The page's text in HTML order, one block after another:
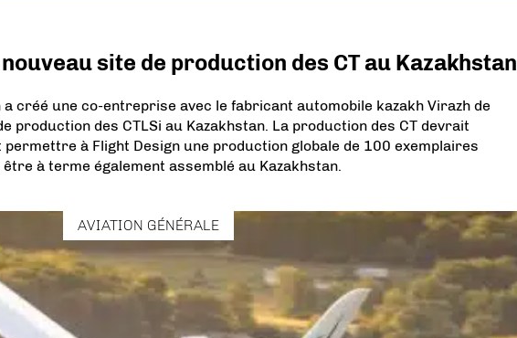
site de production des CT au Kazakhstan
a créé une co-entreprise avec le fabricant automobile kazakh Virazh de
production des CTLSi au Kazakhstan. La production des CT devrait
à Flight Design une production globale de 100 exemplaires
à terme également assemblé au Kazakhstan.
AVIATION GÉNÉRALE